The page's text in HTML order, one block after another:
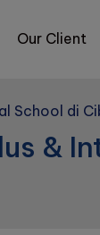
Our Client
School di
&